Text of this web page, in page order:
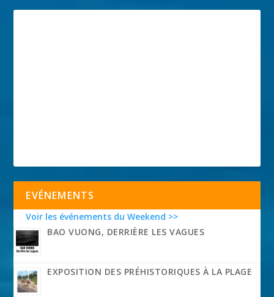
EVÉNEMENTS
Voir les événements du Weekend >>
BAO VUONG, DERRIÈRE LES VAGUES
EXPOSITION DES PRÉHISTORIQUES À LA PLAGE